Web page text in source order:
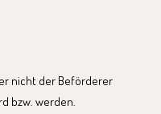
nicht der Beförderer
bzw. werden.